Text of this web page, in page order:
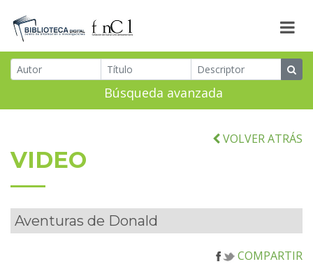
Búsqueda avanzada
VOLVER ATRÁS
VIDEO
Aventuras de Donald
COMPARTIR